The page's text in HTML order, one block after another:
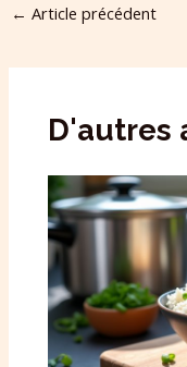
← Article précédent
D'autres